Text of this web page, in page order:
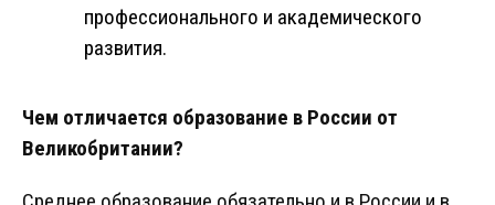
профессионального и академического
развития.
Чем отличается образование в России от
Великобритании?